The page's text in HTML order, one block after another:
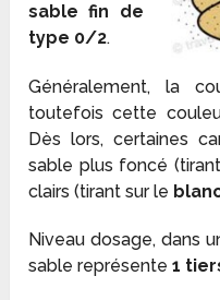
sable fin de
type 0/2.
Généralement, la
toutefois cette
Dès lors, certaines
sable plus foncé
clairs (tirant sur le
Niveau dosage, dans
sable représente1